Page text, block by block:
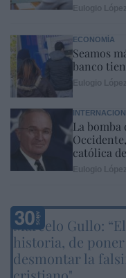
ECONOMÍA
Seamos
banco
La
católica
Marcelo Gullo:
historia, de
desmontar la